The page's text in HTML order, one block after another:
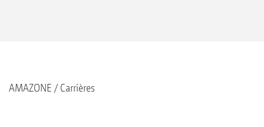
AMAZONE Carrières